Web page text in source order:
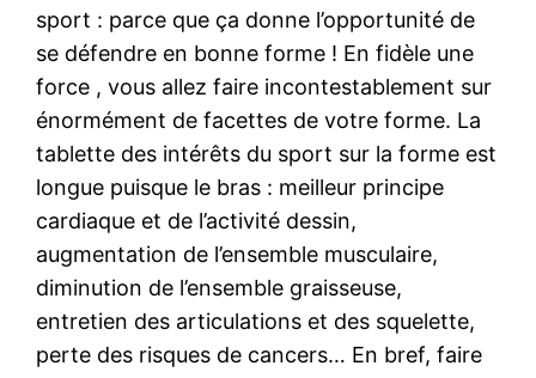
sport : parce que ça donne l’opportunité de
se défendre en bonne forme ! En fidèle une
force , vous allez faire incontestablement sur
énormément de facettes de votre forme. La
tablette des intérêts du sport sur la forme est
longue puisque le bras : meilleur principe
cardiaque et de l’activité dessin,
augmentation de l’ensemble musculaire,
diminution de l’ensemble graisseuse,
entretien des articulations et des squelette,
perte des risques de cancers… En bref, faire